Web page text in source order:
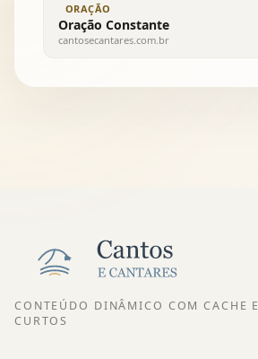
ORAÇÃO
Oração Constante
cantosecantares.com.br
CONTEÚDO DINÂMICO COM CACHE
CURTOS